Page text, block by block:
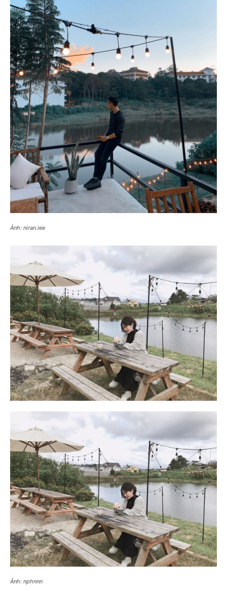
Ảnh: niran.lee
Ảnh: nphnnn